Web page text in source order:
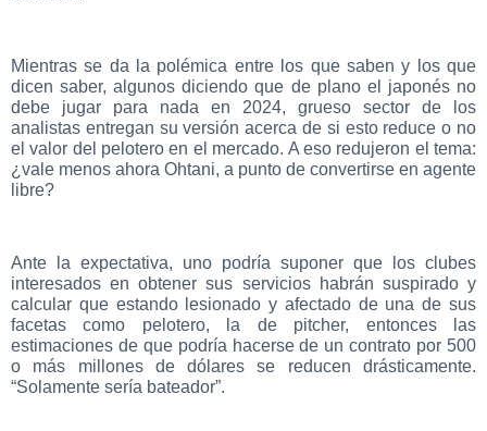
Mientras se da la polémica entre los que saben y los que
dicen saber, algunos diciendo que de plano el japonés no
debe jugar para nada en 2024, grueso sector de los
analistas entregan su versión acerca de si esto reduce o no
el valor del pelotero en el mercado. A eso redujeron el tema:
¿vale menos ahora Ohtani, a punto de convertirse en agente
libre?
Ante la expectativa, uno podría suponer que los clubes
interesados en obtener sus servicios habrán suspirado y
calcular que estando lesionado y afectado de una de sus
facetas como pelotero, la de pitcher, entonces las
estimaciones de que podría hacerse de un contrato por 500
o más millones de dólares se reducen drásticamente.
“Solamente sería bateador”.